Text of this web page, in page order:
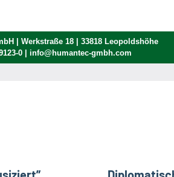
| Werkstraße 18 | 33818 Leopoldshöhe
0 | info@humantec-gmbh.com